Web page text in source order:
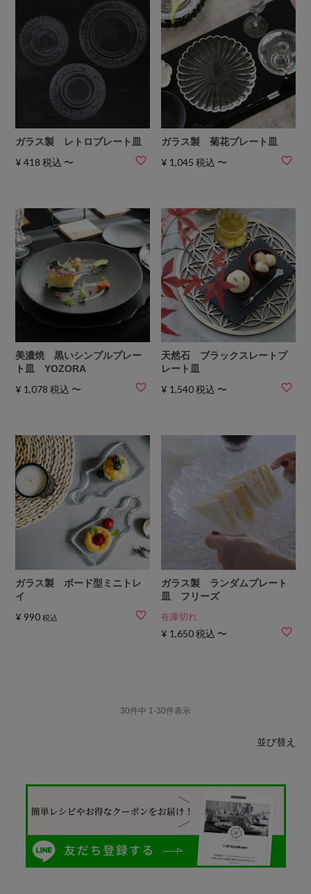
ガラス製 レトロプレート皿
¥ 418 税込 〜
ガラス製 菊花プレート皿
¥ 1,045 税込 〜
美濃焼 黒いシンプルプレー
ト皿 YOZORA
¥ 1,078 税込 〜
天然石 ブラックスレートプ
レート皿
¥ 1,540税込 〜
ガラス製 ボード型ミニトレ
イ
¥ 990 税込
ガラス製 ランダムプレート
皿 フリーズ
在庫切れ
¥ 1,650税込 〜
並び替え
30件中 1-30件表示